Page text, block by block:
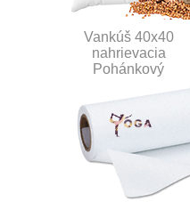
Vankúš 40x40
nahrievacia
Pohánkový